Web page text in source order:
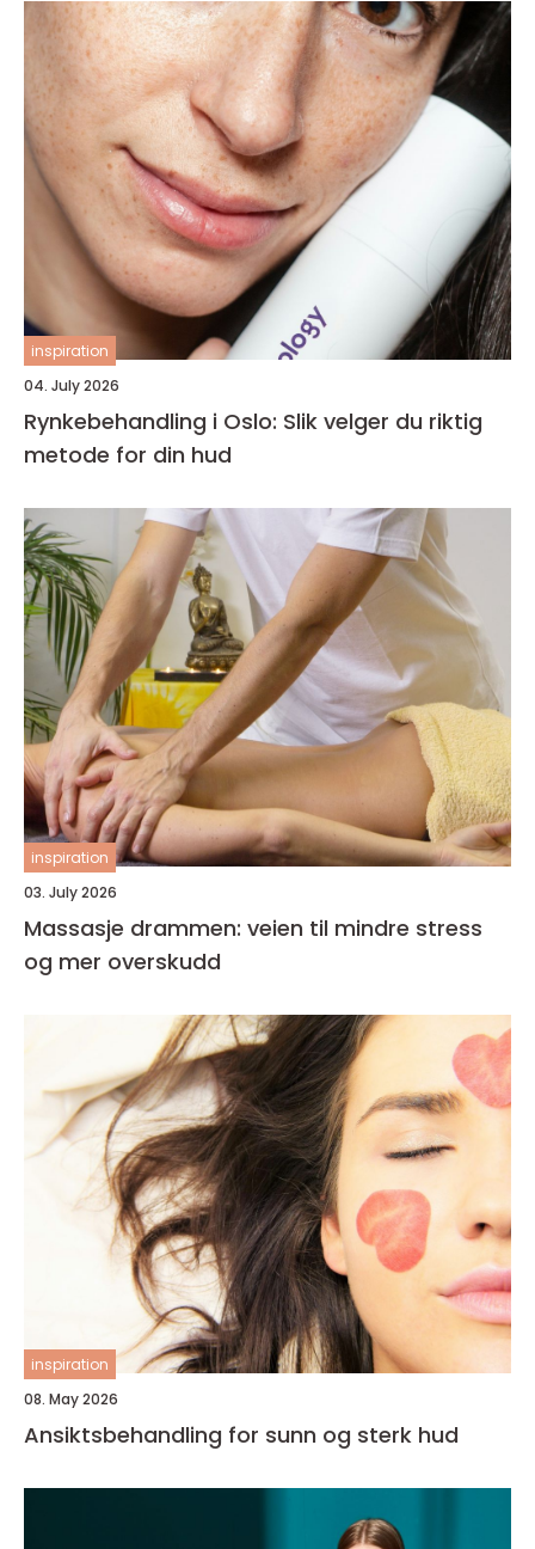
inspiration
04. July 2026
Rynkebehandling i Oslo: Slik velger du riktig
metode for din hud
inspiration
03. July 2026
Massasje drammen: veien til mindre stress
og mer overskudd
inspiration
08. May 2026
Ansiktsbehandling for sunn og sterk hud